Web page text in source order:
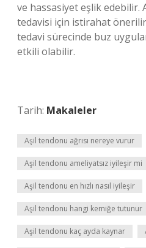
ve hassasiyet eşlik
tedavisi için istirahat
tedavi sürecinde buz
etkili olabilir.
Tarih: Makaleler
Aşil tendonu ağrısı nereye vurur
Aşil tendonu ameliyatsız iyileşir mi
Aşil tendonu en hızlı nasıl iyileşir
Aşil tendonu hangi kemiğe tutunur
Aşil tendonu kaç ayda kaynar